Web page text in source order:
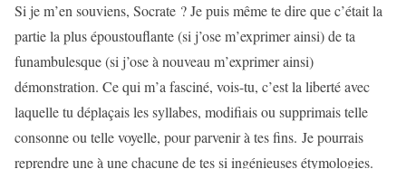
Si je m’en souviens, Socrate ? Je puis même te dire que c’était la
partie la plus époustouflante (si j’ose m’exprimer ainsi) de ta
funambulesque (si j’ose à nouveau m’exprimer ainsi)
démonstration. Ce qui m’a fasciné, vois-tu, c’est la liberté avec
laquelle tu déplaçais les syllabes, modifiais ou supprimais telle
consonne ou telle voyelle, pour parvenir à tes fins. Je pourrais
reprendre une à une chacune de tes si ingénieuses étymologies.